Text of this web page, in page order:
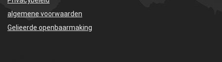
algemene voorwaarden
Gelieerde openbaarmaking